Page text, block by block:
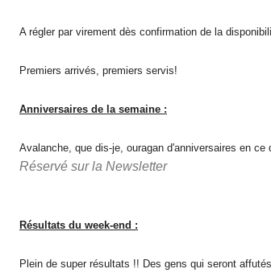
A régler par virement dès confirmation de la
Premiers arrivés, premiers servis!
Anniversaires de la semaine :
Avalanche, que dis-je, ouragan d'anniversaires en
Réservé sur la Newsletter
Résultats du week-end :
Plein de super résultats !! Des gens qui seront